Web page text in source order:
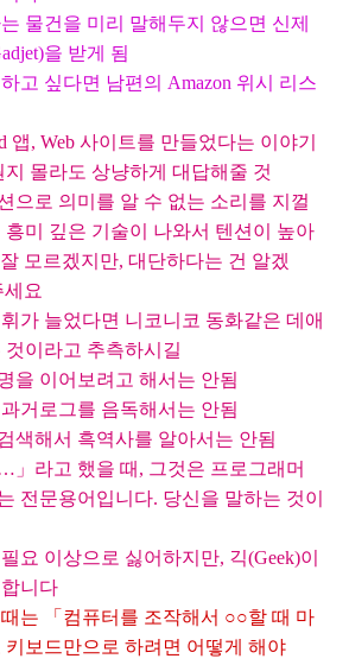
물건을 미리 말해두지 않으면 신제
을 받게 됨
고 싶다면 남편의 Amazon 위시 리스
앱, Web 사이트를 만들었다는 이야기
몰라도 상냥하게 대답해줄 것
으로 의미를 알 수 없는 소리를 지껄
흥미 깊은 기술이 나와서 텐션이 높아
모르겠지만, 대단하다는 건 알겠
요
가 늘었다면 니코니코 동화같은 데애
이라고 추측하시길
을 이어보려고 해서는 안됨
거로그를 음독해서는 안됨
색해서 흑역사를 알아서는 안됨
」라고 했을 때, 그것은 프로그래머
전문용어입니다. 당신을 말하는 것이
요 이상으로 싫어하지만, 긱(Geek)이
니다
는 「컴퓨터를 조작해서 ○○할 때 마
키보드만으로 하려면 어떻게 해야